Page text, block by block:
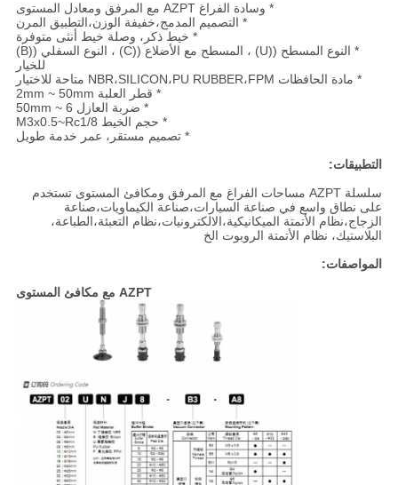
* وسادة الفراغ AZPT مع المرفق ومعادل المستوى
* التصميم المدمج،خفيفة الوزن،التطبيق المرن
* خيط ذكر، وصلة خيط أنثى متوفرة
* النوع المسطح ((U) ، المسطح مع الأضلاع ((C) ، النوع السفلي ((B)
للخيار
* مادة الحافظات NBR،SILICON،PU RUBBER،FPM متاحة للاختيار
* قطر العلبة 2mm ~ 50mm
* ضربة العازل 6 ~ 50mm
* حجم الخيط M3x0.5~Rc1/8
* تصميم مستقر، عمر خدمة طويل
التطبيقات:
سلسلة AZPT مساحات الفراغ مع المرفق ومكافئ المستوى تستخدم
على نطاق واسع في صناعة السيارات،صناعة الكيماويات،صناعة
الزجاج،نظام الأتمتة الميكانيكية،الالكترونيات،نظام التعبئة،الطباعة،
البلاستيك، نظام الأتمتة الروبوت الخ
المواصفات:
AZPT مع مكافئ المستوى